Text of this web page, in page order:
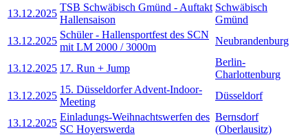
13.12.2025
TSB Schwäbisch Gmünd - Auftakt
Hallensaison
Schwäbisch
Gmünd
13.12.2025
Schüler - Hallensportfest des SCN
mit LM 2000 / 3000m
Neubrandenburg
13.12.2025 17. Run + Jump
Berlin-
Charlottenburg
13.12.2025
15. Düsseldorfer Advent-Indoor-
Meeting
Düsseldorf
13.12.2025
Einladungs-Weihnachtswerfen des
SC Hoyerswerda
Bernsdorf
(Oberlausitz)